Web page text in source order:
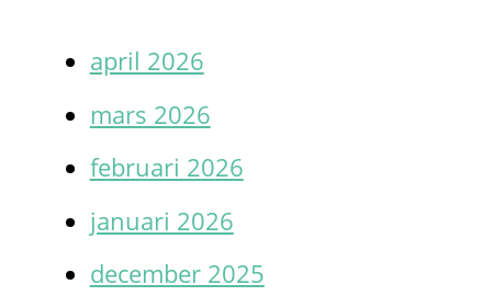
april 2026
mars 2026
februari 2026
januari 2026
december 2025